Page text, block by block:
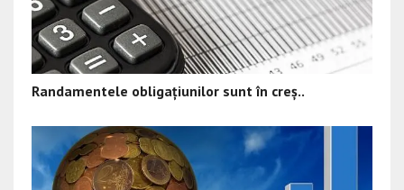
Randamentele obligațiunilor sunt în creș..